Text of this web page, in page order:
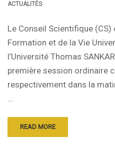
ACTUALITÉS
Le Conseil Scientifique (CS)
Formation et de la Vie
l’Université Thomas
première session ordinaire
respectivement dans la
…
READ MORE